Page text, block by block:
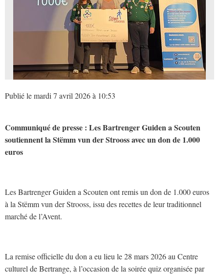
Publié le mardi 7 avril 2026 à 10:53
Communiqué de presse : Les Bartrenger Guiden a Scouten
soutiennent la Stëmm vun der Strooss avec un don de 1.000
euros
Les Bartrenger Guiden a Scouten ont remis un don de 1.000 euros
à la Stëmm vun der Strooss, issu des recettes de leur traditionnel
marché de l’Avent.
La remise officielle du don a eu lieu le 28 mars 2026 au Centre
culturel de Bertrange, à l’occasion de la soirée quiz organisée par